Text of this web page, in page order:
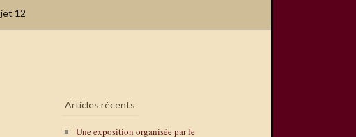
12
Articles récents
Une exposition organisée par le